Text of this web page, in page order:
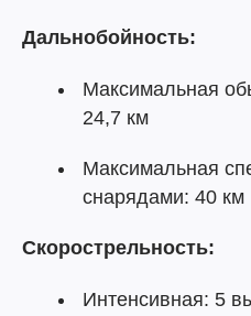
Дальнобойность:
Максимальная
24,7 км
Максимальная
снарядами: 40 км
Скорострельность:
Интенсивная: 5